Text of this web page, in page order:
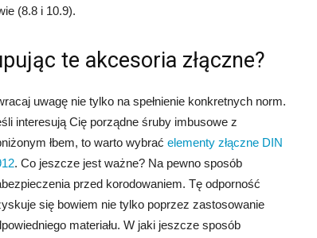
(8.8 i 10.9).
te akcesoria złączne?
uwagę nie tylko na spełnienie konkretnych norm.
interesują Cię porządne śruby imbusowe z
łbem, to warto wybrać elementy złączne DIN
. Co jeszcze jest ważne? Na pewno sposób
przed korodowaniem. Tę odporność
się bowiem nie tylko poprzez zastosowanie
materiału. W jaki jeszcze sposób